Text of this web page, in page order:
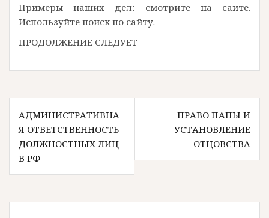
Примеры наших дел: смотрите на сайте.
Используйте поиск по сайту.
ПРОДОЛЖЕНИЕ СЛЕДУЕТ
Навигация
по
записям
АДМИНИСТРАТИВНА
Я ОТВЕТСТВЕННОСТЬ
ДОЛЖНОСТНЫХ ЛИЦ
В РФ
ПРАВО ПАПЫ И
УСТАНОВЛЕНИЕ
ОТЦОВСТВА